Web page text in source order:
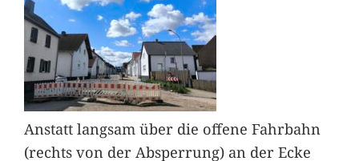
Anstatt langsam über die offene Fahrbahn
(rechts von der Absperrung) an der Ecke